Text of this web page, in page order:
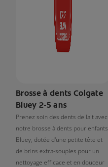
Brosse à dents Colgate
Bluey 2-5 ans
Prenez soin des dents de lait avec
notre brosse à dents pour enfants
Bluey, dotée d'une petite tête et
de brins extra-souples pour un
nettoyage efficace et en douceur